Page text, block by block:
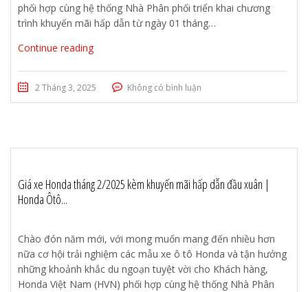
phối hợp cùng hệ thống Nhà Phân phối triển khai chương
trình khuyến mãi hấp dẫn từ ngày 01 tháng…
Continue reading
2 Tháng 3, 2025 Không có bình luận
Giá xe Honda tháng 2/2025 kèm khuyến mãi hấp dẫn đầu xuân |
Honda Ôtô...
Chào đón năm mới, với mong muốn mang đến nhiều hơn
nữa cơ hội trải nghiệm các mẫu xe ô tô Honda và tận hưởng
những khoảnh khắc du ngoạn tuyệt vời cho Khách hàng,
Honda Việt Nam (HVN) phối hợp cùng hệ thống Nhà Phân